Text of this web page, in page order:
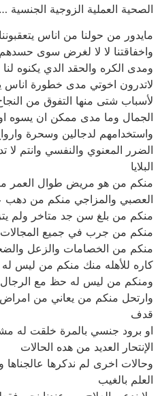
الصحية العملية الزوجية الجنسية …
مايدور من حولنا من اناس
واخفاقتنا لا لا لغرض سوى حسدهم
ومدى الكره والحقد الدي يكنوه
لاتدرون اخوتي مدى خطورة اناس
لأسباب شتى منها التفوق من
الجمال وما مدى ممكن ان يسوه او
واستخدامهم لدجالين وسحرة
الضرر المعنوي والنفسي وانتم
البلايا
منكم من هو مريض طوال العمر
العصبي والمزاجي منكم من دهب
منكم من بلغ سن جد متاخر ولم
منكم من جرب في جميع المجالات
منكم من الخصامات والزعل
كاره للأهله منك منكم من ليس
ومنكم من ليس له حظ مع الرجال
وارتحل منكم من يعاني من
قدف
او برود جنسي بالمرة خلقت له
الإنتحار العديد من هده الحالات
وحالات اخرى لم ندكرها عالجناها
العلم بالغيب